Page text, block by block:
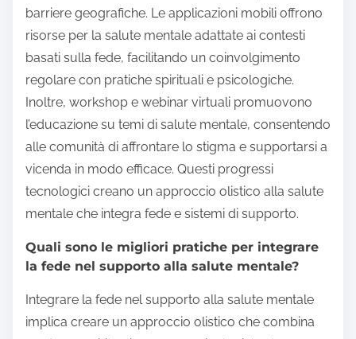
barriere geografiche. Le applicazioni mobili offrono
risorse per la salute mentale adattate ai contesti
basati sulla fede, facilitando un coinvolgimento
regolare con pratiche spirituali e psicologiche.
Inoltre, workshop e webinar virtuali promuovono
l’educazione su temi di salute mentale, consentendo
alle comunità di affrontare lo stigma e supportarsi a
vicenda in modo efficace. Questi progressi
tecnologici creano un approccio olistico alla salute
mentale che integra fede e sistemi di supporto.
Quali sono le migliori pratiche per integrare
la fede nel supporto alla salute mentale?
Integrare la fede nel supporto alla salute mentale
implica creare un approccio olistico che combina